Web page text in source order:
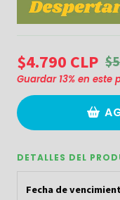
$4.790 CLP
Guardar 13% en este
DETALLES DEL
Fecha de